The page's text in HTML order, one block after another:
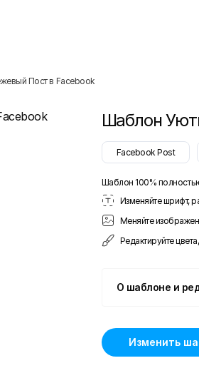
Пост в Facebook
Шаблон
Facebook Post
Шаблон 100%
Изменяйте шрифт,
Меняйте
Редактируйте
О шаблоне и
Изменить